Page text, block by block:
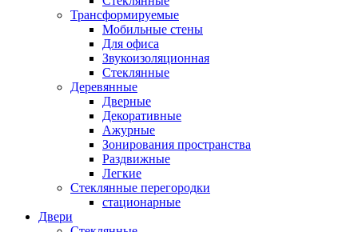
Трансформируемые
Мобильные стены
Для офиса
Звукоизоляционная
Стеклянные
Деревянные
Дверные
Декоративные
Ажурные
Зонирования пространства
Раздвижные
Легкие
Стеклянные перегородки
стационарные
Двери